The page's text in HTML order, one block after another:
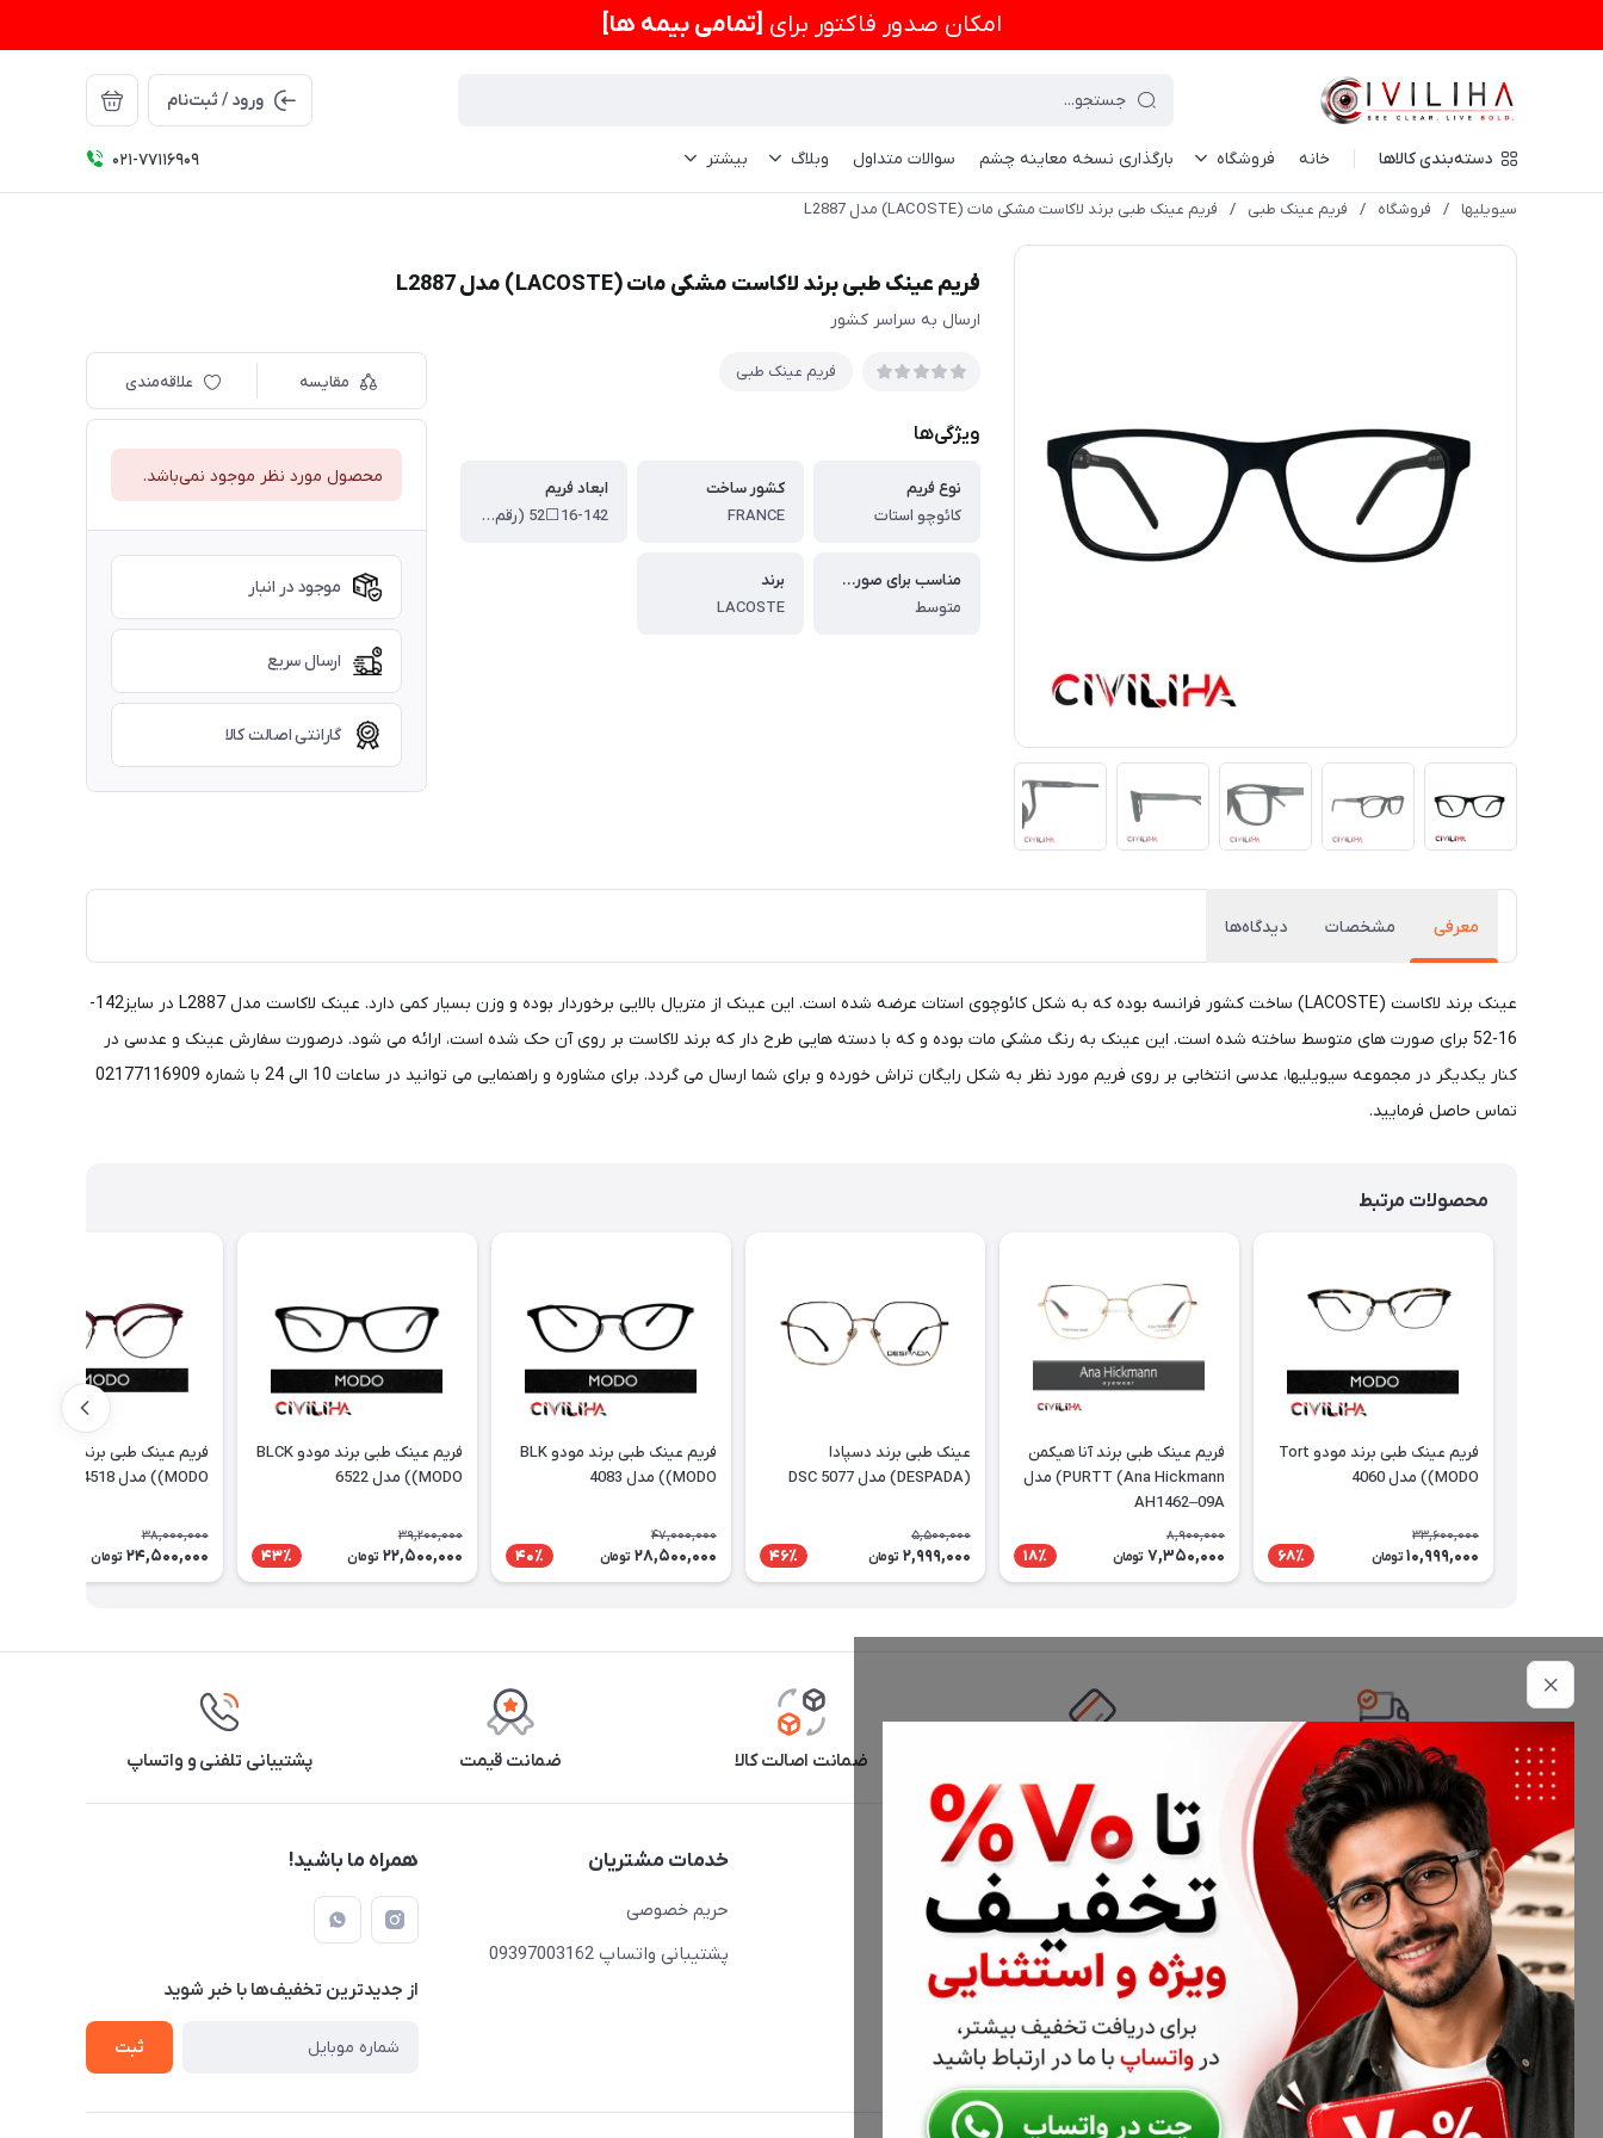
امكان صدور فاکتور برای [تمامی بیمه ها]
ورود / ثبت‌نام
دسته‌بندی کالاها خانه فروشگاه بارگذاری نسخه معاینه چشم سوالات متداول وبلاگ بیشتر 021-77116909
سیویلیها / فروشگاه / فریم عینک طبی / فریم عینک طبی برند لاکاست مشکی مات (LACOSTE) مدل L2887
فریم عینک طبی برند لاکاست مشکی مات (LACOSTE) مدل L2887
ارسال به سراسر کشور
فریم عینک طبی
ویژگی‌ها
نوع فریم
کائوچو استات
کشور ساخت
FRANCE
ابعاد فریم
16-142⬜52 (رقم اول عرض لنز، رقم دوم عرض پل عینک، رقم سوم طول دسته)
مناسب برای صورت های
متوسط
برند
LACOSTE
مقایسه علاقه‌مندی
محصول مورد نظر موجود نمی‌باشد.
موجود در انبار
ارسال سریع
گارانتی اصالت کالا
معرفی مشخصات دیدگاه‌ها
عینک برند لاکاست (LACOSTE) ساخت کشور فرانسه بوده که به شکل کائوچوی استات عرضه شده است. این عینک از متریال بالایی برخوردار بوده و وزن بسیار کمی دارد. عینک لاکاست مدل L2887 در سایز142-
16-52 برای صورت های متوسط ساخته شده است. این عینک به رنگ مشکی مات بوده و که با دسته هایی طرح دار که برند لاکاست بر روی آن حک شده است، ارائه می شود. درصورت سفارش عینک و عدسی در
کنار یکدیگر در مجموعه سیویلیها، عدسی انتخابی بر روی فریم مورد نظر به شکل رایگان تراش خورده و برای شما ارسال می گردد. برای مشاوره و راهنمایی می توانید در ساعات 10 الی 24 با شماره 02177116909
تماس حاصل فرمایید.
محصولات مرتبط
فریم عینک طبی برند مودو Tort
(MODO) مدل 4060
33,600,000
10,999,000 تومان 68٪
فریم عینک طبی برند آنا هیکمن
PURTT (Ana Hickmann) مدل
AH1462–09A
8,900,000
7,350,000 تومان 18٪
عینک طبی برند دسپادا
(DESPADA) مدل DSC 5077
5,500,000
2,999,000 تومان 46٪
فریم عینک طبی برند مودو BLK
(MODO) مدل 4083
47,000,000
28,500,000 تومان 40٪
فریم عینک طبی برند مودو BLCK
(MODO) مدل 6522
39,200,000
22,500,000 تومان 43٪
(MODO) مدل 4518
38,000,000
24,500,000 تومان
تحویل اکسپرس ضمانت اصالت کالا ضمانت قیمت پشتیبانی تلفنی و واتساپ
اطلاعات تماس
02177116909
info@civiliha.com
ارسال فوری در تهران + ارسال به سراسر کشور
دسترسی سریع
حساب کاربری
مجله فروشگاه
لیست محصولات
درباره ما
خدمات مشتریان
حریم خصوصی
پشتیبانی واتساپ 09397003162
همراه ما باشید!
از جدید‌ترین تخفیف‌ها با‌ خبر شوید
ثبت